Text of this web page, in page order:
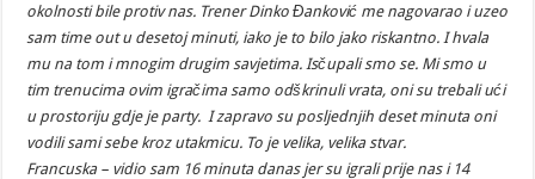
okolnosti bile protiv nas. Trener Dinko Đanković me nagovarao i uzeo
sam time out u desetoj minuti, iako je to bilo jako riskantno. I hvala
mu na tom i mnogim drugim savjetima. Isčupali smo se. Mi smo u
tim trenucima ovim igračima samo odškrinuli vrata, oni su trebali ući
u prostoriju gdje je party. I zapravo su posljednjih deset minuta oni
vodili sami sebe kroz utakmicu. To je velika, velika stvar.
Francuska – vidio sam 16 minuta danas jer su igrali prije nas i 14